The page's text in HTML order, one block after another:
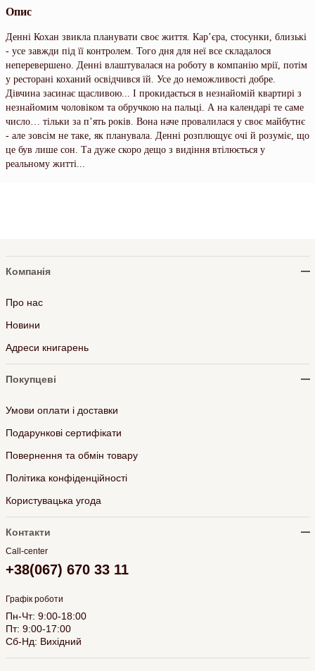
Опис
Денні Кохан звикла планувати своє життя. Кар’єра, стосунки, близькі
- усе завжди під її контролем. Того дня для неї все складалося
неперевершено. Денні влаштувалася на роботу в компанію мрії, потім
у ресторані коханий освідчився їй. Усе до неможливості добре.
Дівчина засинає щасливою... І прокидається в незнайомій квартирі з
незнайомим чоловіком та обручкою на пальці. А на календарі те саме
число… тільки за п’ять років. Вона наче провалилася у своє майбутнє
- але зовсім не таке, як планувала. Денні розплющує очі й розуміє, що
це був лише сон. Та дуже скоро дещо з видіння втілюється у
реальному житті...
Компанія
Про нас
Новини
Адреси книгарень
Покупцеві
Умови оплати і доставки
Подарункові сертифікати
Повернення та обмін товару
Політика конфіденційності
Користувацька угода
Контакти
Call-center
+38(067) 670 33 11
Графік роботи
Пн-Чт: 9:00-18:00
Пт: 9:00-17:00
Сб-Нд: Вихідний